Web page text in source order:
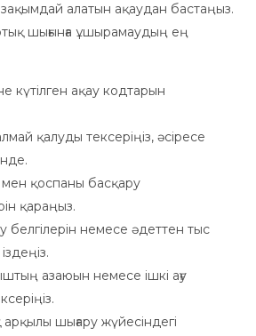
алатын ақаудан бастаңыз.
шығынға ұшырамаудың ең
күтілген ақау кодтарын
қалуды тексеріңіз, әсіресе
мен қоспаны басқару
қараңыз.
немесе әдеттен тыс
азаюын немесе ішкі ағу
шығару жүйесіндегі